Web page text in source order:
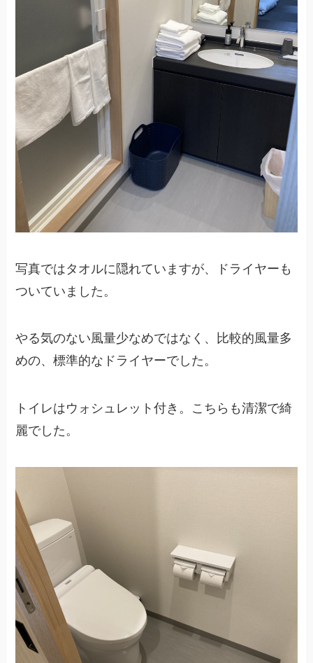
写真ではタオルに隠れていますが、ドライヤーも
ついていました。
やる気のない風量少なめではなく、比較的風量多
めの、標準的なドライヤーでした。
トイレはウォシュレット付き。こちらも清潔で綺
麗でした。